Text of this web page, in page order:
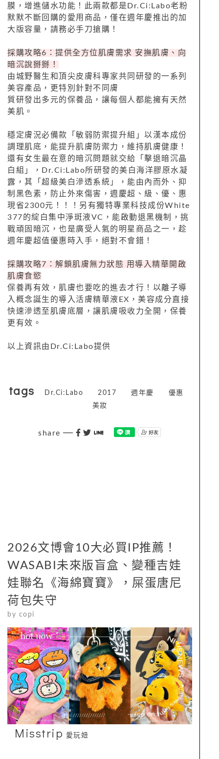
膜，增進儲水功能！此兩款都是Dr.Ci:Labo老粉
默默不斷回購的愛用商品，僅在週年慶推出的加
大版容量，請務必手刀搶購！
採購攻略6：提供全方位肌膚需求 安撫肌膚、向
暗沉說掰掰！
由城野醫生和頂尖皮膚科專家共同研發的一系列
美容產品，更特別針對不同膚
質研發出多元的保養品，讓每個人都能擁有天然
美肌。
穩定膚況必備款「敏弱防禦提升組」以漢本成份
調理肌底，能提升肌膚防禦力，維持肌膚健康！
還有女生最在意的暗沉問題就交給「擊退暗沉晶
白組」，Dr.Ci:Labo所研發的美白海洋膠原水凝
露，其「超級美白滲透系統」，能由內而外、抑
制黑色素，防止外來傷害，週慶超、級、優、惠
現省2300元！！！另有獨特專業科技成份White
377的綻白集中淨斑液VC，能啟動退黑機制，挑
戰頑固暗沉，也是廣受人氣的明星商品之一，趁
週年慶超值優惠時入手，絕對不會錯！
採購攻略7：解鎖肌膚無力狀態 用導入精華開啟
肌膚食慾
保養再有效，肌膚也要吃的進去才行！以離子導
入概念誕生的導入活膚精華液EX，美容成分直接
快速滲透至肌膚底層，讓肌膚吸收力全開，保養
更有效。
以上資訊由 Dr.Ci:Labo提供
tags Dr.Ci:Labo 2017 週年慶
優惠
美妝
share
2026文博會10大必買IP推薦！
WASABI未來版盲盒、變種吉娃
娃聯名《海綿寶寶》，屎蛋唐尼
荷包失守
by copi
Misstrip 愛玩妞